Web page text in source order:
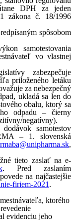
DPH za jeden
zákona č. 18/1996
spôsobom
samotestovania
vo vlastnej
zabezpečuje
priloženého letáku
za nebezpečný
ukladá sa len do
obalu, ktorý sa
odpadu – čierny
negatívny).
samotestov
– 1. slovenská
,
tieto zaslať na e-
. Pred zaslaním
na najčastejšie
firiem-2021 .
ktorého
evidenciu jeho